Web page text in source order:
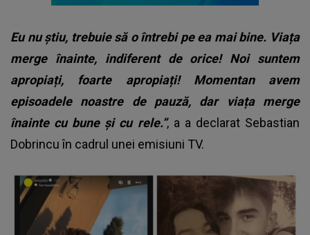
Eu nu știu, trebuie să o întrebi pe ea mai bine. Viața
merge înainte, indiferent de orice! Noi suntem
apropiați, foarte apropiați! Momentan avem
episoadele noastre de pauză, dar viața merge
înainte cu bune și cu rele.”, a a declarat Sebastian
Dobrincu în cadrul unei emisiuni TV.